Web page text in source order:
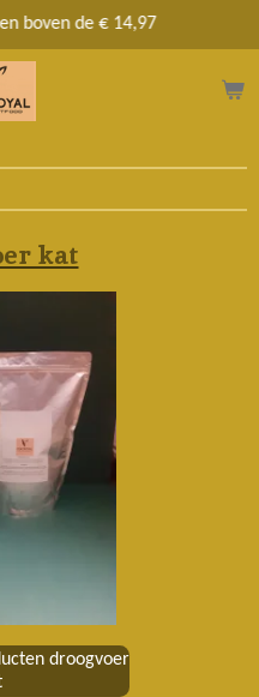
boven de € 14,97
kat
droogvoer